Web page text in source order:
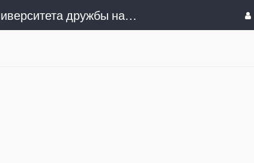
Сочинский институт (филиал) Российского университета дружбы народов им. Патриса Лумумбы